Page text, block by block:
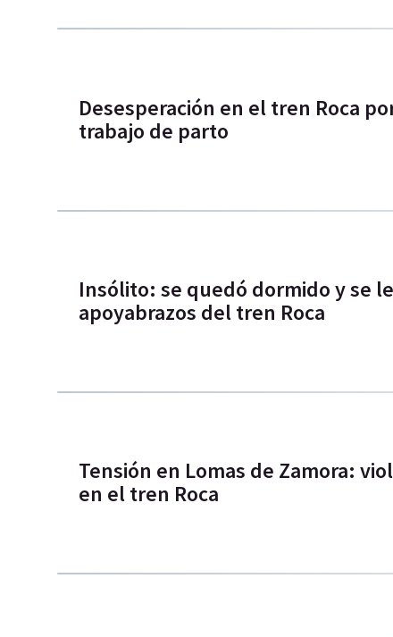
Desesperación en el tren Roca
trabajo de parto
Insólito: se quedó dormido y se
apoyabrazos del tren Roca
Tensión en Lomas de Zamora:
en el tren Roca